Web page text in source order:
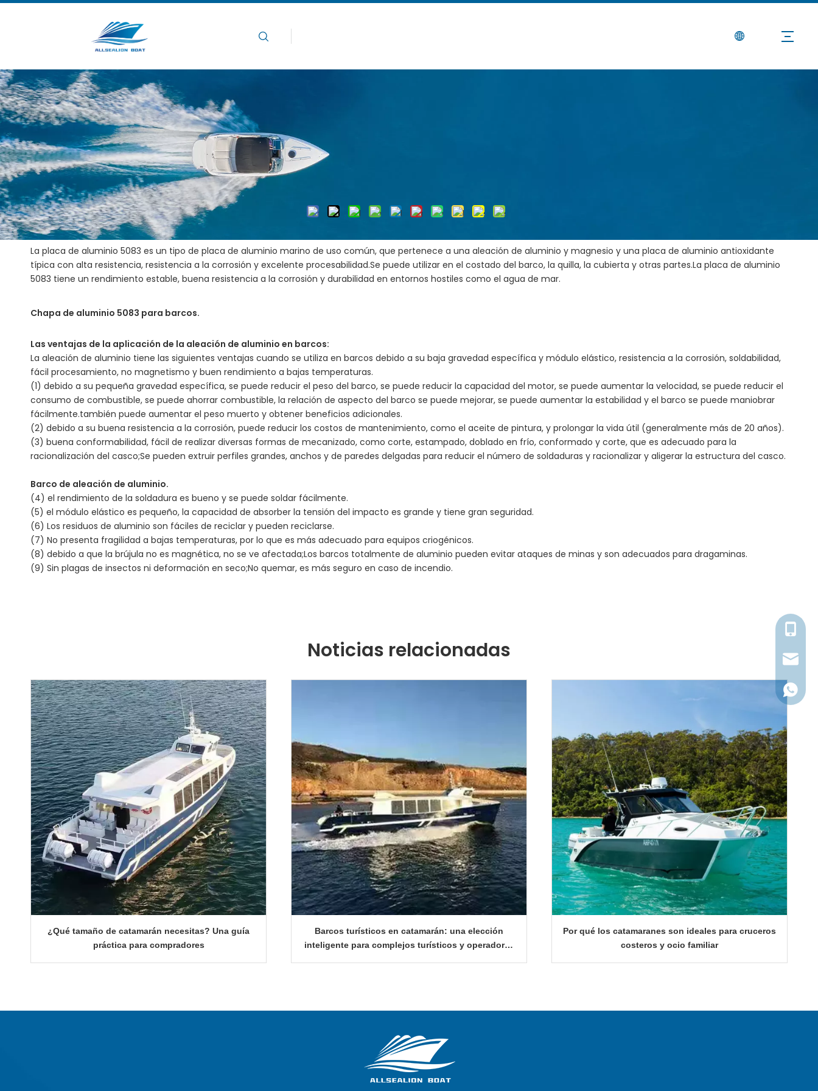
Hogar / Noticias / Ventajas de la aplicación del barco de aluminio
Ventajas de la aplicación del barco de aluminio
Vistas: 0Autor:Editor del sitio Hora de publicación: 2024-04-11 Origen:
La placa de aluminio 5083 es ​​un tipo de placa de aluminio marino de uso común, que pertenece a una aleación de aluminio y magnesio y una placa de aluminio antioxidante
típica con alta resistencia, resistencia a la corrosión y excelente procesabilidad.Se puede utilizar en el costado del barco, la quilla, la cubierta y otras partes.La placa de aluminio
5083 tiene un rendimiento estable, buena resistencia a la corrosión y durabilidad en entornos hostiles como el agua de mar.
Chapa de aluminio 5083 para barcos.
Las ventajas de la aplicación de la aleación de aluminio en barcos:
La aleación de aluminio tiene las siguientes ventajas cuando se utiliza en barcos debido a su baja gravedad específica y módulo elástico, resistencia a la corrosión, soldabilidad,
fácil procesamiento, no magnetismo y buen rendimiento a bajas temperaturas.
(1) debido a su pequeña gravedad específica, se puede reducir el peso del barco, se puede reducir la capacidad del motor, se puede aumentar la velocidad, se puede reducir el
consumo de combustible, se puede ahorrar combustible, la relación de aspecto del barco se puede mejorar, se puede aumentar la estabilidad y el barco se puede maniobrar
fácilmente.también puede aumentar el peso muerto y obtener beneficios adicionales.
(2) debido a su buena resistencia a la corrosión, puede reducir los costos de mantenimiento, como el aceite de pintura, y prolongar la vida útil (generalmente más de 20 años).
(3) buena conformabilidad, fácil de realizar diversas formas de mecanizado, como corte, estampado, doblado en frío, conformado y corte, que es adecuado para la
racionalización del casco;Se pueden extruir perfiles grandes, anchos y de paredes delgadas para reducir el número de soldaduras y racionalizar y aligerar la estructura del casco.
Barco de aleación de aluminio.
(4) el rendimiento de la soldadura es bueno y se puede soldar fácilmente.
(5) el módulo elástico es pequeño, la capacidad de absorber la tensión del impacto es grande y tiene gran seguridad.
(6) Los residuos de aluminio son fáciles de reciclar y pueden reciclarse.
(7) No presenta fragilidad a bajas temperaturas, por lo que es más adecuado para equipos criogénicos.
(8) debido a que la brújula no es magnética, no se ve afectada;Los barcos totalmente de aluminio pueden evitar ataques de minas y son adecuados para dragaminas.
(9) Sin plagas de insectos ni deformación en seco;No quemar, es más seguro en caso de incendio.
Noticias relacionadas
¿Qué tamaño de catamarán necesitas? Una guía
práctica para compradores
Barcos turísticos en catamarán: una elección
inteligente para complejos turísticos y operadores
Por qué los catamaranes son ideales para cruceros
costeros y ocio familiar